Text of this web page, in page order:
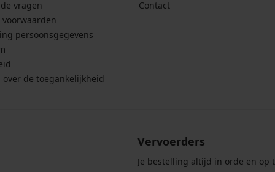
vragen
persoonsgegevens
over de toegankelijkheid
Contact
Vervoerders
Je bestelling altijd in orde en op